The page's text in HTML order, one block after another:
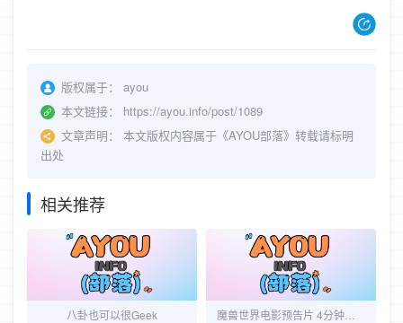
版权属于：
ayou
本文链接：
https://ayou.info/post/1089
文章声明：
本文版权内容属于《AYOU部落》转载请标明
出处
相关推荐
八卦也可以很Geek